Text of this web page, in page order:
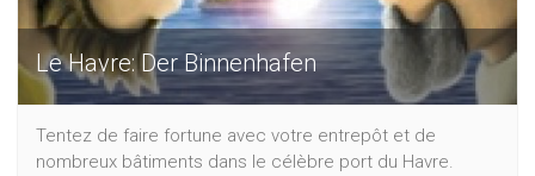
Le Havre: Der Binnenhafen
Tentez de faire fortune avec votre entrepôt et de
nombreux bâtiments dans le célèbre port du Havre.